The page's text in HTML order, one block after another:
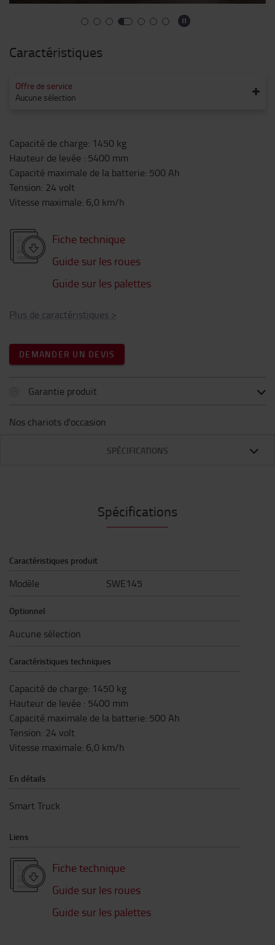
Caractéristiques
Offre de service
Aucune sélection
Capacité de charge: 1450 kg
Hauteur de levée : 5400 mm
Capacité maximale de la batterie: 500 Ah
Tension: 24 volt
Vitesse maximale: 6,0 km/h
Fiche technique
Guide sur les roues
Guide sur les palettes
Plus de caractéristiques >
DEMANDER UN DEVIS
Garantie produit
Nos chariots d'occasion
SPÉCIFICATIONS
Spécifications
Caractéristiques produit
Modèle SWE145
Optionnel
Aucune sélection
Caractéristiques techniques
Capacité de charge: 1450 kg
Hauteur de levée : 5400 mm
Capacité maximale de la batterie: 500 Ah
Tension: 24 volt
Vitesse maximale: 6,0 km/h
En détails
Smart Truck
Liens
Fiche technique
Guide sur les roues
Guide sur les palettes